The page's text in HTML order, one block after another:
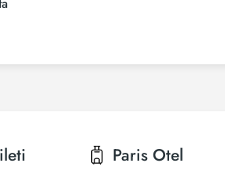
Paris Otel